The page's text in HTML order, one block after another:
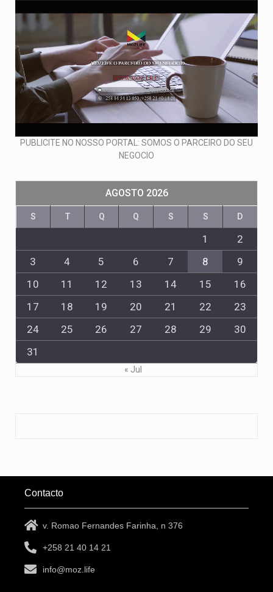
PUBLICITE NO NOSSO PORTAL: SOMOS O PARCEIRO DO SEU
NEGOCIO
AGOSTO 2026
S T Q Q S S D
1
2
3
4 5 6 7 8
9
10
11 12 13 14 15
16
17
18 19 20 21 22
23
24
25 26 27 28 29
30
31
« Jul
Contacto
v. Romao Fernandes Farinha, n 376
+258 21 40 14 21
info@moz.life